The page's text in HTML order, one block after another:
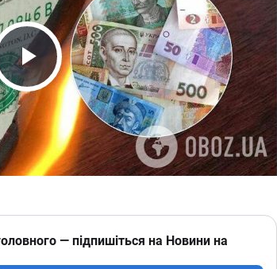
Video
— підпишіться на Новини на